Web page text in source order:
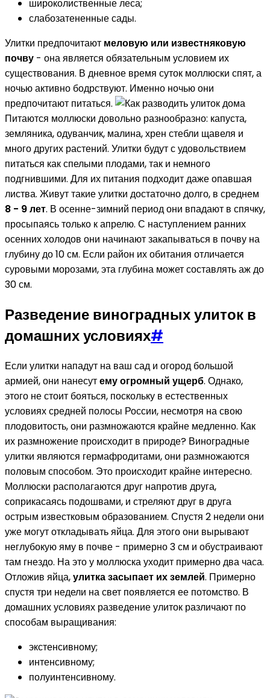
широколиственные леса;
слабозатененные сады.
Улитки предпочитают меловую или известняковую
почву - она является обязательным условием их
существования. В дневное время суток моллюски спят, а
ночью активно бодрствуют. Именно ночью они
предпочитают питаться.
Питаются моллюски довольно разнообразно: капуста,
земляника, одуванчик, малина, хрен стебли щавеля и
много других растений. Улитки будут с удовольствием
питаться как спелыми плодами, так и немного
подгнившими. Для их питания подходит даже опавшая
листва. Живут такие улитки достаточно долго, в среднем
8 - 9 лет. В осенне-зимний период они впадают в спячку,
просыпаясь только к апрелю. С наступлением ранних
осенних холодов они начинают закапываться в почву на
глубину до 10 см. Если район их обитания отличается
суровыми морозами, эта глубина может составлять аж до
30 см.
Разведение виноградных улиток в
домашних условиях#
Если улитки нападут на ваш сад и огород большой
армией, они нанесутему огромный ущерб. Однако,
этого не стоит бояться, поскольку в естественных
условиях средней полосы России, несмотря на свою
плодовитость, они размножаются крайне медленно. Как
их размножение происходит в природе? Виноградные
улитки являются гермафродитами, они размножаются
половым способом. Это происходит крайне интересно.
Моллюски располагаются друг напротив друга,
соприкасаясь подошвами, и стреляют друг в друга
острым известковым образованием. Спустя 2 недели они
уже могут откладывать яйца. Для этого они вырывают
неглубокую яму в почве - примерно 3 см и обустраивают
там гнездо. На это у моллюска уходит примерно два часа.
Отложив яйца,улитка засыпает их землей. Примерно
спустя три недели на свет появляется ее потомство. В
домашних условиях разведение улиток различают по
способам выращивания:
экстенсивному;
интенсивному;
полуинтенсивному.